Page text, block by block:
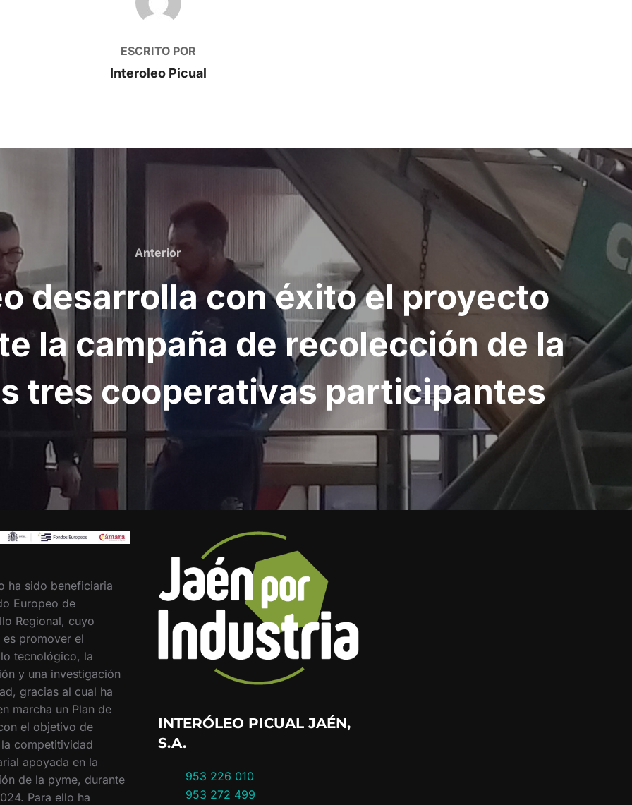
ESCRITO POR
Interoleo Picual
Anterior
Anterior
desarrolla con éxito el proyecto
la campaña de recolección de la
tres cooperativas participantes
ha sido beneficiaria
Europeo de
Regional, cuyo
promover el
tecnológico, la
y una investigación
gracias al cual ha
marcha un Plan de
el objetivo de
competitividad
apoyada en la
de la pyme, durante
Para ello ha
INTERÓLEO PICUAL JAÉN,
S.A.
953 226 010
953 272 499